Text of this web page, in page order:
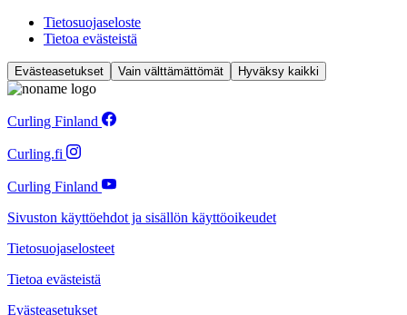
Tietosuojaseloste
Tietoa evästeistä
Evästeasetukset Vain välttämättömät Hyväksy kaikki
Curling Finland
Curling.fi
Curling Finland
Sivuston käyttöehdot ja sisällön käyttöoikeudet
Tietosuojaselosteet
Tietoa evästeistä
Evästeasetukset